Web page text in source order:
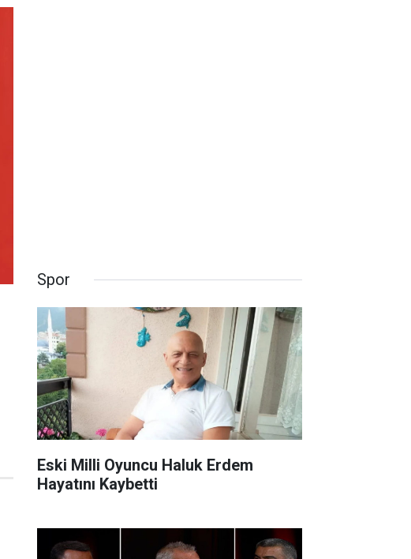
Spor
Eski Milli Oyuncu Haluk Erdem
Hayatını Kaybetti